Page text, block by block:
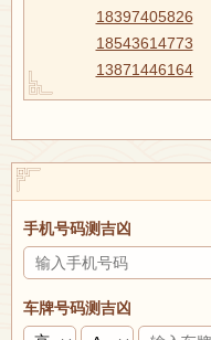
18397405826
18543614773
13871446164
手机号码测吉凶
车牌号码测吉凶